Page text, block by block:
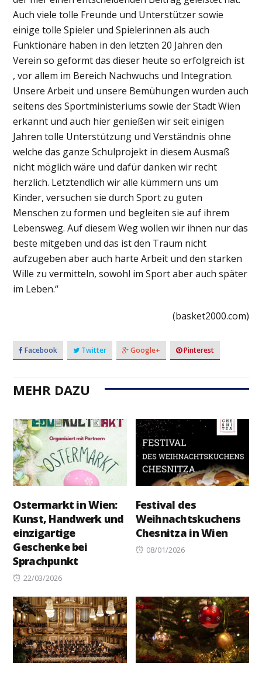
Auch viele tolle Freunde und Unterstützer sowie
einige tolle Spieler und Spielerinnen als auch
Funktionäre haben in den letzten 20 Jahren den
Verein so geformt das dieser heute so erfolgreich ist
, vor allem im Bereich Nachwuchs und Integration.
Unsere Arbeit und unsere Bemühungen wurden auch
seitens des Sportministeriums sowie der Stadt Wien
erkannt und auch hier genießen wir seit einigen
Jahren tolle Unterstützung und Verständnis ohne
welche das ganze Schulprojekt in diesem Ausmaß
nicht möglich wäre und dafür danken wir recht
herzlich. Letztendlich wir alle kümmern uns um
Kinder, versuchen sie durch Sport zu guten
Menschen zu formen und begleiten sie auf ihrem
Lebensweg. Auf diesem Weg wollen wir ihnen nur das
beste mitgeben und das ist den Traum nicht
aufzugeben aber auch harte Arbeit und den starken
Wille zu vermitteln, sowohl im Sport aber auch später
im Leben.“
(basket2000.com)
Facebook Twitter Google+ Pinterest
MEHR DAZU
Ostermarkt in Wien:
Kunst, Handwerk und
einzigartige
Geschenke bei
Sprachpunkt
Posted
22/03/2026
Festival des
Weihnachtskuchens
Chesnitza in Wien
Posted
08/01/2026